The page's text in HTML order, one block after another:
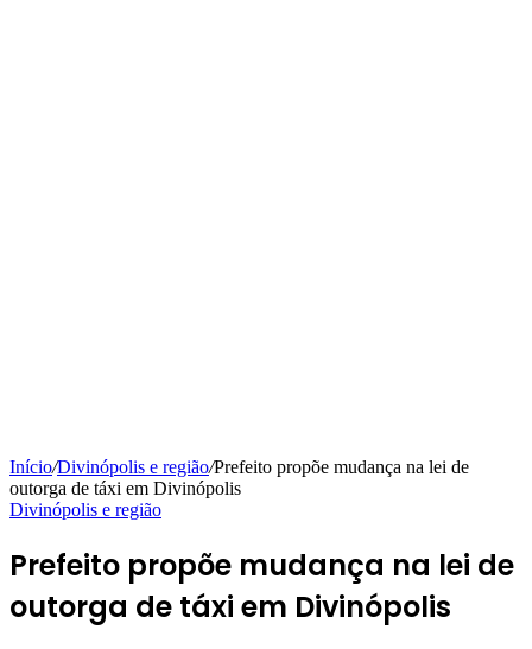
Início/Divinópolis e região/Prefeito propõe mudança na lei de
outorga de táxi em Divinópolis
Divinópolis e região
Prefeito propõe mudança na lei de
outorga de táxi em Divinópolis